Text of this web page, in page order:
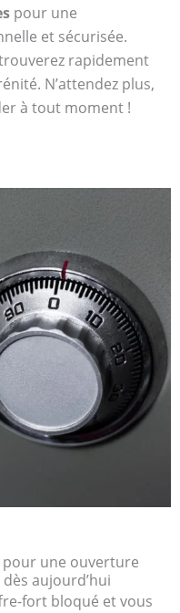
pour une
et sécurisée.
rapidement
N’attendez plus,
à tout moment !
une ouverture
aujourd’hui
fort bloqué et vous